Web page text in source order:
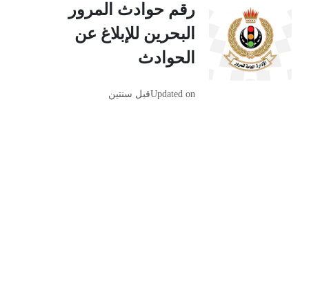
رقم حوادث المرور
البحرين للإبلاغ عن
الحوادث
Updated onقبل سنتين